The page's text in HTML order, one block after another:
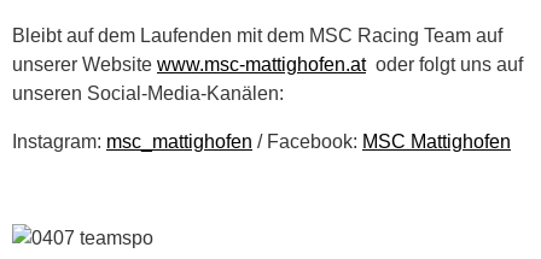
Bleibt auf dem Laufenden mit dem MSC Racing Team auf
unserer Website www.msc-mattighofen.atoder folgt uns auf
unseren Social-Media-Kanälen:
Instagram: msc_mattighofen / Facebook: MSC Mattighofen